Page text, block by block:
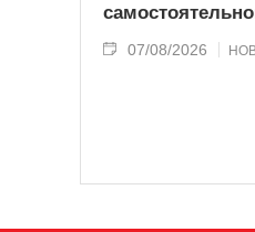
07/08/2026